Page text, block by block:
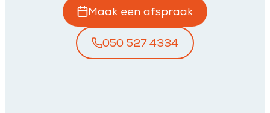
Maak een afspraak
050 527 4334